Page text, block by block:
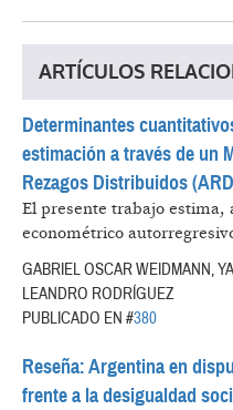
ARTÍCULOS
Determinantes
estimación a través de un
Rezagos Distribuidos
El presente trabajo
econométrico
GABRIEL OSCAR WEIDMANN,
LEANDRO RODRÍGUEZ
PUBLICADO EN #380
Reseña: Argentina en
frente a la desigualdad